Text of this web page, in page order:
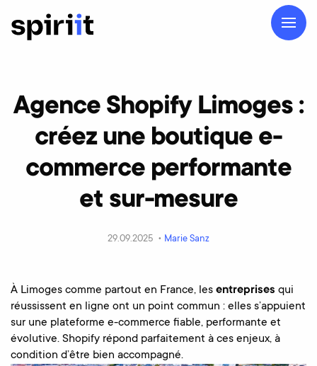
Agence Shopify Limoges :
créez une boutique e-
commerce performante
et sur-mesure
29.09.2025 • Marie Sanz
À Limoges comme partout en France, les entreprises qui
réussissent en ligne ont un point commun : elles s’appuient
sur une plateforme e-commerce fiable, performante et
évolutive. Shopify répond parfaitement à ces enjeux, à
condition d’être bien accompagné.